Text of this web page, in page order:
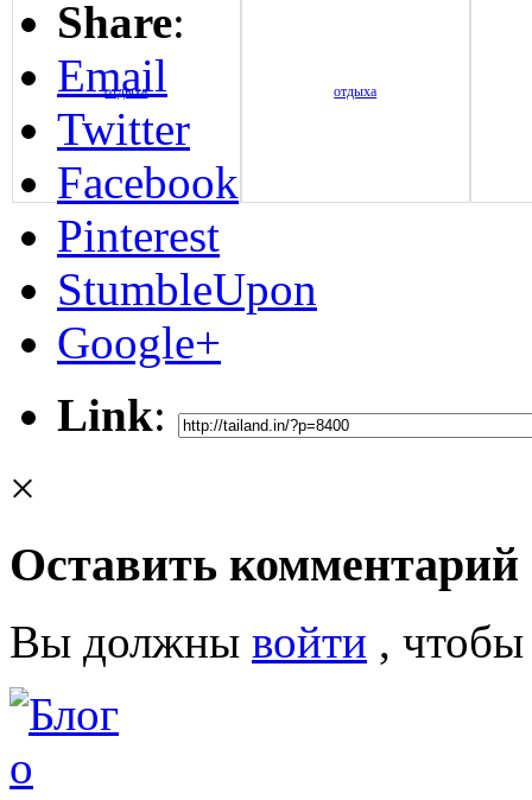
Share:
Email
Twitter
Facebook
Pinterest
StumbleUpon
Google+
Link:
×
Оставить комментарий
Вы должны войти ,